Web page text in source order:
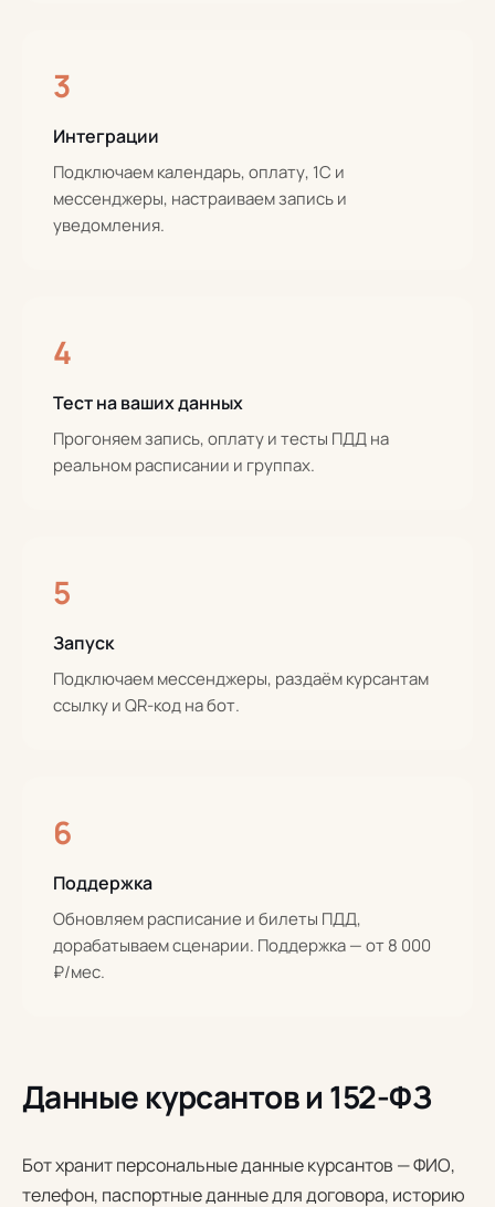
3
Интеграции
Подключаем календарь, оплату, 1С и
мессенджеры, настраиваем запись и
уведомления.
4
Тест на ваших данных
Прогоняем запись, оплату и тесты ПДД на
реальном расписании и группах.
5
Запуск
Подключаем мессенджеры, раздаём курсантам
ссылку и QR-код на бот.
6
Поддержка
Обновляем расписание и билеты ПДД,
дорабатываем сценарии. Поддержка — от 8 000
₽/мес.
Данные курсантов и 152-ФЗ
Бот хранит персональные данные курсантов — ФИО,
телефон, паспортные данные для договора, историю